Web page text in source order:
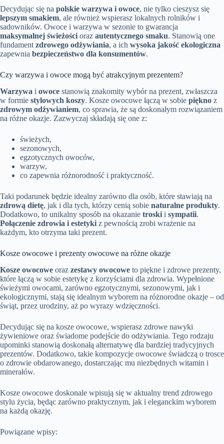
Decydując się na polskie warzywa i owoce, nie tylko cieszysz się
lepszym smakiem, ale również wspierasz lokalnych rolników i
sadowników. Owoce i warzywa w sezonie to gwarancja
maksymalnej świeżości oraz autentycznego smaku. Stanowią one
fundament zdrowego odżywiania, a ich wysoka jakość ekologiczna
zapewnia bezpieczeństwo dla konsumentów.
Czy warzywa i owoce mogą być atrakcyjnym prezentem?
Warzywa i owoce stanowią znakomity wybór na prezent, zwłaszcza
w formie stylowych koszy. Kosze owocowe łączą w sobie piękno z
zdrowym odżywianiem, co sprawia, że są doskonałym rozwiązaniem
na różne okazje. Zazwyczaj składają się one z:
świeżych,
sezonowych,
egzotycznych owoców,
warzyw,
co zapewnia różnorodność i praktyczność.
Taki podarunek będzie idealny zarówno dla osób, które stawiają na
zdrową dietę, jak i dla tych, którzy cenią sobie naturalne produkty.
Dodatkowo, to unikalny sposób na okazanie troski i sympatii.
Połączenie zdrowia i estetyki z pewnością zrobi wrażenie na
każdym, kto otrzyma taki prezent.
Kosze owocowe i prezenty owocowe na różne okazje
Kosze owocowe oraz zestawy owocowe to piękne i zdrowe prezenty,
które łączą w sobie estetykę z korzyściami dla zdrowia. Wypełnione
świeżymi owocami, zarówno egzotycznymi, sezonowymi, jak i
ekologicznymi, stają się idealnym wyborem na różnorodne okazje – od
świąt, przez urodziny, aż po wyrazy wdzięczności.
Decydując się na kosze owocowe, wspierasz zdrowe nawyki
żywieniowe oraz świadome podejście do odżywiania. Tego rodzaju
upominki stanowią doskonałą alternatywę dla bardziej tradycyjnych
prezentów. Dodatkowo, takie kompozycje owocowe świadczą o trosce
o zdrowie obdarowanego, dostarczając mu niezbędnych witamin i
minerałów.
Kosze owocowe doskonale wpisują się w aktualny trend zdrowego
stylu życia, będąc zarówno praktycznym, jak i eleganckim wyborem
na każdą okazję.
Powiązane wpisy: